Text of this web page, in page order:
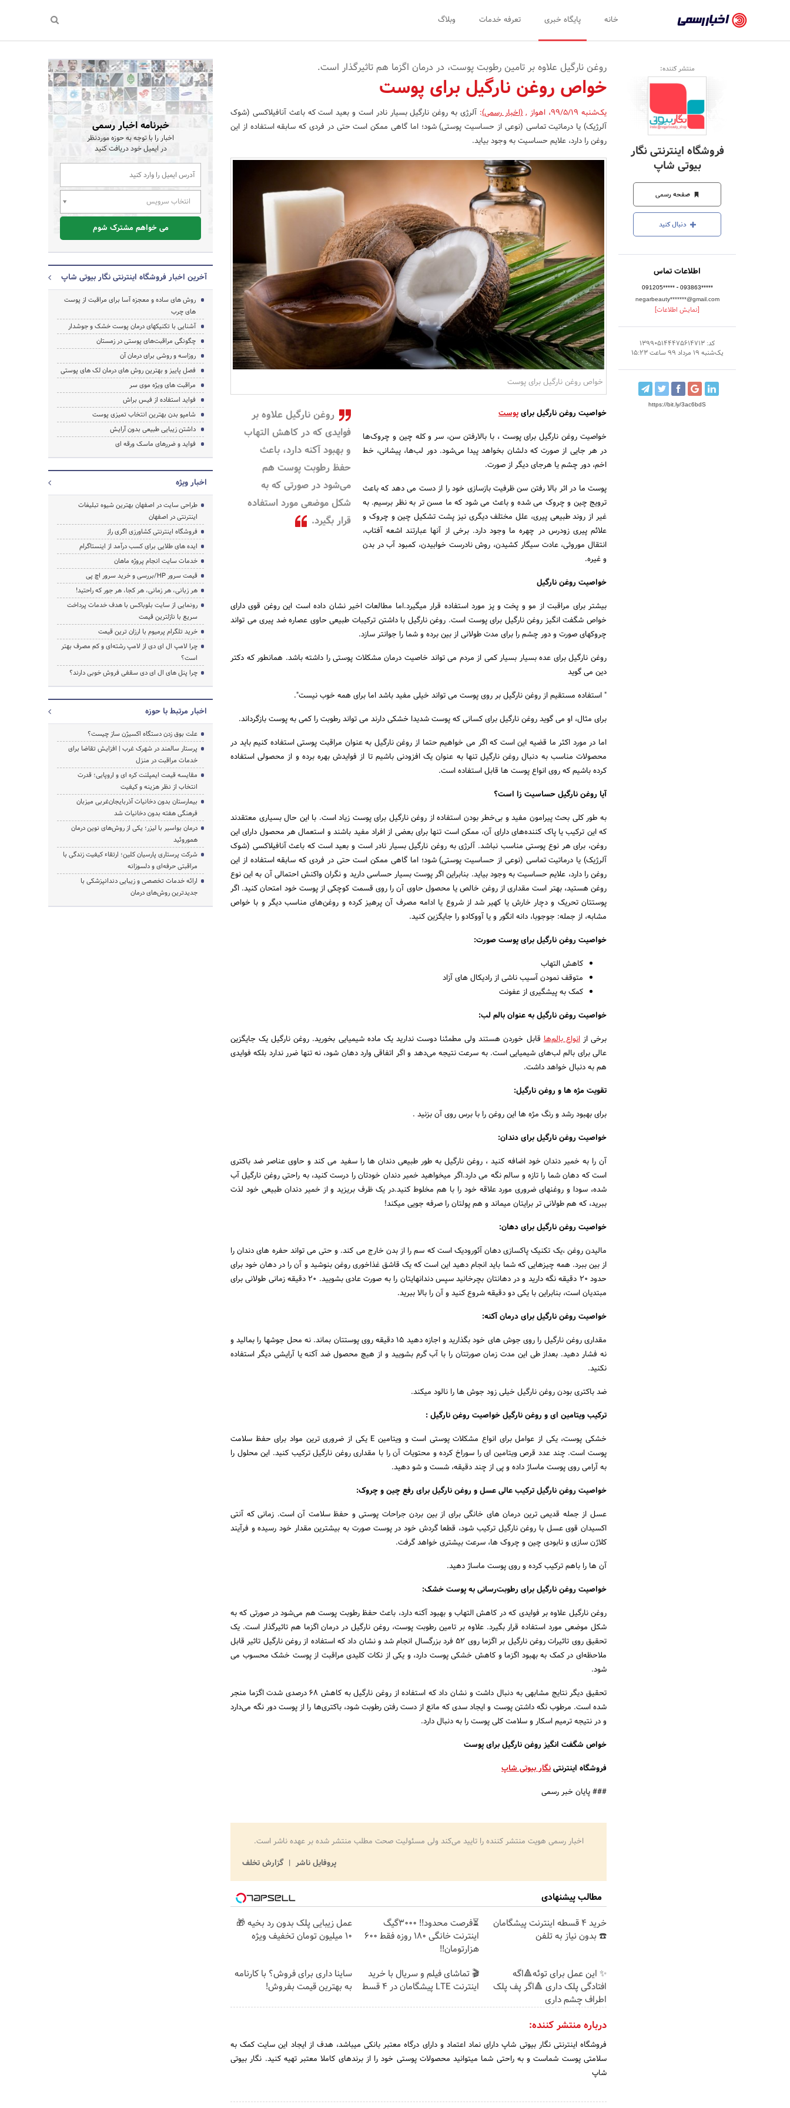
رسمی
-
اخبار
شده
شرکت‌ها،
سازمان‌ها
و
روابط
عمومی‌ها
خانه پایگاه خبری تعرفه خدمات وبلاگ
منتشر کننده:
فروشگاه اینترنتی نگار
بیوتی شاپ
صفحه رسمی
دنبال کنید
اطلاعات تماس
091205***** - 093863*****
negarbeauty*******@gmail.com
[نمایش اطلاعات]
کد: 139905144475614713
یک‌شنبه 19 مرداد 99 ساعت 15:23
https://bit.ly/3ac6bdS
روغن نارگیل علاوه بر تامین رطوبت پوست، در درمان اگزما هم تاثیرگذار است.
خواص روغن نارگیل برای پوست
یک‌شنبه 99/5/19 ، اهواز ,(اخبار رسمی):آلرژی به روغن نارگیل بسیار نادر است و بعید است که باعث آنافیلاکسی (شوک
آلرژیک) یا درماتیت تماسی (نوعی از حساسیت پوستی) شود؛ اما گاهی ممکن است حتی در فردی که سابقه استفاده از این
روغن را دارد، علایم حساسیت به وجود بیاید.
خواص روغن نارگیل برای پوست
روغن نارگیل علاوه بر
فوایدی که در کاهش التهاب
و بهبود آکنه دارد، باعث
حفظ رطوبت پوست هم
می‌شود در صورتی که به
شکل موضعی مورد استفاده
قرار بگیرد.
خواصیت روغن نارگیل برایپوست
خواصیت روغن نارگیل برای پوست ، با بالارفتن سن، سر و کله چین و چروک‌ها
در هر جایی از صورت که دلشان بخواهد پیدا می‌شود. دور لب‌ها، پیشانی، خط
اخم، دور چشم یا هرجای دیگر از صورت.
پوست ما در اثر بالا رفتن سن ظرفیت بازسازی خود را از دست می دهد که باعث
ترویج چین و چروک می شده و باعث می شود که ما مسن تر به نظر برسیم. به
غیر از روند طبیعی پیری، علل مختلف دیگری نیز پشت تشکیل چین و چروک و
علائم پیری زودرس در چهره ما وجود دارد. برخی از آنها عبارتند اشعه آفتاب،
انتقال موروثی، عادت سیگار کشیدن، روش نادرست خوابیدن، کمبود آب در بدن
و غیره.
خواصیت روغن نارگیل
بیشتر برای مراقبت از مو و پخت و پز مورد استفاده قرار میگیرد.اما مطالعات اخیر نشان داده است این روغن قوی دارای
خواص شگفت انگیز روغن نارگیل برای پوست است. روغن نارگیل با داشتن ترکیبات طبیعی حاوی عصاره ضد پیری می تواند
چروکهای صورت و دور چشم را برای مدت طولانی از بین برده و شما را جوانتر سازد.
روغن نارگیل برای عده بسیار بسیار کمی از مردم می تواند خاصیت درمان مشکلات پوستی را داشته باشد. همانطور که دکتر
دین می گوید
" استفاده مستقیم از روغن نارگیل بر روی پوست می تواند خیلی مفید باشد اما برای همه خوب نیست".
برای مثال، او می گوید روغن نارگیل برای کسانی که پوست شدیدا خشکی دارند می تواند رطوبت را کمی به پوست بازگرداند.
اما در مورد اکثر ما قضیه این است که اگر می خواهیم حتما از روغن نارگیل به عنوان مراقبت پوستی استفاده کنیم باید در
محصولات مناسب به دنبال روغن نارگیل تنها به عنوان یک افزودنی باشیم تا از فوایدش بهره برده و از محصولی استفاده
کرده باشیم که روی انواع پوست ها قابل استفاده است.
آیا روغن نارگیل حساسیت زا است؟
به طور کلی بحث پیرامون مفید و بی‌خطر بودن استفاده از روغن نارگیل برای پوست زیاد است. با این حال بسیاری معتقدند
که این ترکیب یا پاک کننده‌های دارای آن، ممکن است تنها برای بعضی از افراد مفید باشند و استعمال هر محصول دارای این
روغن، برای هر نوع پوستی مناسب نباشد. آلرژی به روغن نارگیل بسیار نادر است و بعید است که باعث آنافیلاکسی (شوک
آلرژیک) یا درماتیت تماسی (نوعی از حساسیت پوستی) شود؛ اما گاهی ممکن است حتی در فردی که سابقه استفاده از این
روغن را دارد، علایم حساسیت به وجود بیاید. بنابراین اگر پوست بسیار حساسی دارید و نگران واکنش احتمالی آن به این نوع
روغن هستید، بهتر است مقداری از روغن خالص یا محصول حاوی آن را روی قسمت کوچکی از پوست خود امتحان کنید. اگر
پوستتان تحریک و دچار خارش یا کهیر شد از شروع یا ادامه مصرف آن پرهیز کرده و روغن‌های مناسب دیگر و با خواص
مشابه، از جمله: جوجوبا، دانه انگور و یا آووکادو را جایگزین کنید.
خواصیت روغن نارگیل برای پوست صورت:
کاهش التهاب
متوقف نمودن آسیب ناشی از رادیکال های آزاد
کمک به پیشگیری از عفونت
خواصیت روغن نارگیل به عنوان بالم لب:
برخی ازانواع بالم‌هاقابل خوردن هستند ولی مطمئنا دوست ندارید یک ماده شیمیایی بخورید. روغن نارگیل یک جایگزین
عالی برای بالم لب‌های شیمیایی است. به سرعت نتیجه می‌دهد و اگر اتفاقی وارد دهان شود، نه تنها ضرر ندارد بلکه فوایدی
هم به دنبال خواهد داشت.
تقویت مژه ها و روغن نارگیل:
برای بهبود رشد و رنگ مژه ها این روغن را با برس روی آن بزنید .
خواصیت روغن نارگیل برای دندان:
آن را به خمیر دندان خود اضافه کنید ، روغن نارگیل به طور طبیعی دندان ها را سفید می کند و حاوی عناصر ضد باکتری
است که دهان شما را تازه و سالم نگه می دارد.اگر میخواهید خمیر دندان خودتان را درست کنید، به راحتی روغن نارگیل آب
شده، سودا و روغنهای ضروری مورد علاقه خود را با هم مخلوط کنید.در یک ظرف بریزید و از خمیر دندان طبیعی خود لذت
ببرید، که هم طولانی تر برایتان میماند و هم پولتان را صرفه جویی میکند!
خواصیت روغن نارگیل برای دهان:
مالیدن روغن ،یک تکنیک پاکسازی دهان آئورودیک است که سم را از بدن خارج می کند. و حتی می تواند حفره های دندان را
از بین ببرد. همه چیزهایی که شما باید انجام دهید این است که یک قاشق غذاخوری روغن بنوشید و آن را در دهان خود برای
حدود 20 دقیقه نگه دارید و در دهانتان بچرخانید سپس دندانهایتان را به صورت عادی بشویید. 20 دقیقه زمانی طولانی برای
مبتدیان است، بنابراین با یکی دو دقیقه شروع کنید و آن را بالا ببرید.
خواصیت روغن نارگیل برای درمان آکنه:
مقداری روغن نارگیل را روی جوش های خود بگذارید و اجازه دهید ۱۵ دقیقه روی پوستتان بماند. نه محل جوشها را بمالید و
نه فشار دهید. بعداز طی این مدت زمان صورتتان را با آب گرم بشویید و از هیچ محصول ضد آکنه یا آرایشی دیگر استفاده
نکنید.
ضد باکتری بودن روغن نارگیل خیلی زود جوش ها را نالود میکند.
ترکیب ویتامین ای و روغن نارگیل خواصیت روغن نارگیل :
خشکی پوست، یکی از عوامل برای انواع مشکلات پوستی است و ویتامین E یکی از ضروری ترین مواد برای حفظ سلامت
پوست است. چند عدد قرص ویتامین ای را سوراخ کرده و محتویات آن را با مقداری روغن نارگیل ترکیب کنید. این محلول را
به آرامی روی پوست ماساژ داده و پی از چند دقیقه، شست و شو دهید.
خواصیت روغن نارگیل ترکیب عالی عسل و روغن نارگیل برای رفع چین و چروک:
عسل از جمله قدیمی ترین درمان های خانگی برای از بین بردن جراحات پوستی و حفظ سلامت آن است. زمانی که آنتی
اکسیدان قوی عسل با روغن نارگیل ترکیب شود، قطعا گردش خود در پوست صورت به بیشترین مقدار خود رسیده و فرآیند
کلاژن سازی و نابودی چین و چروک ها، سرعت بیشتری خواهد گرفت.
آن ها را باهم ترکیب کرده و روی پوست ماساژ دهید.
خواصیت روغن نارگیل برای رطوبت‌رسانی به پوست خشک:
روغن نارگیل علاوه بر فوایدی که در کاهش التهاب و بهبود آکنه دارد، باعث حفظ رطوبت پوست هم می‌شود در صورتی که به
شکل موضعی مورد استفاده قرار بگیرد. علاوه بر تامین رطوبت پوست، روغن نارگیل در درمان اگزما هم تاثیرگذار است. یک
تحقیق روی تاثیرات روغن نارگیل بر اگزما روی ۵۲ فرد بزرگسال انجام شد و نشان داد که استفاده از روغن نارگیل تاثیر قابل
ملاحظه‌ای در کمک به بهبود اگزما و کاهش خشکی پوست دارد، و یکی از نکات کلیدی مراقبت از پوست خشک محسوب می
شود.
تحقیق دیگر نتایج مشابهی به دنبال داشت و نشان داد که استفاده از روغن نارگیل به کاهش ۶۸ درصدی شدت اگزما منجر
شده است. مرطوب نگه داشتن پوست و ایجاد سدی که مانع از دست رفتن رطوبت شود، باکتری‌ها را از پوست دور نگه می‌دارد
و در نتیجه ترمیم اسکار و سلامت کلی پوست را به دنبال دارد.
خواص شگفت انگیز روغن نارگیل برای پوست
فروشگاه اینترنتینگار بیوتی شاپ
### پایان خبر رسمی
اخبار رسمی هویت منتشر کننده را تایید می‌کند ولی مسئولیت صحت مطلب منتشر شده بر عهده ناشر است.
پروفایل ناشر
گزارش تخلف
مطالب پیشنهادی
خرید 4 قسطه اینترنت پیشگامان
☎️ بدون نیاز به تلفن
⏳فرصت محدود!! 3000گیگ
اینترنت خانگی 180 روزه فقط 600
هزارتومان!!
عمل زیبایی پلک بدون رد بخیه 🎁
۱۰ میلیون تومان تخفیف ویژه
✨ این عمل برای توئه🔺اگه
افتادگی پلک داری 🔺اگر پف پلک
اطراف چشم داری
🎬 تماشای فیلم و سریال با خرید
اینترنت LTE پیشگامان در 4 قسط
ساینا داری برای فروش؟ با کارنامه
به بهترین قیمت بفروش!
درباره منتشر کننده:
فروشگاه اینترنتی نگار بیوتی شاپ دارای نماد اعتماد و دارای درگاه معتبر بانکی میباشد، هدف از ایجاد این سایت کمک به
سلامتی پوست شماست و به راحتی شما میتوانید محصولات پوستی خود را از برندهای کاملا معتبر تهیه کنید. نگار بیوتی
شاپ
خبرنامه اخبار رسمی
اخبار را با توجه به حوزه موردنظر
در ایمیل خود دریافت کنید
انتخاب سرویس
می خواهم مشترک شوم
آخرین اخبار فروشگاه اینترنتی نگار بیوتی شاپ
روش های ساده و معجزه آسا برای مراقبت از پوست
های چرب
آشنایی با تکنیک‎های درمان پوست خشک و جوشدار
چگونگی مراقبت‌های پوستی در زمستان
روزاسه و روشی برای درمان آن
فصل پاییز و بهترین روش های درمان لک های پوستی
مراقبت های ویژه موی سر
فواید استفاده از فیس براش
شامپو بدن بهترین انتخاب تمیزی پوست
داشتن زیبایی طبیعی بدون آرایش
فواید و ضررهای ماسک ورقه ای
اخبار ویژه
طراحی سایت در اصفهان بهترین شیوه تبلیغات
اینترنتی در اصفهان
فروشگاه اینترنتی کشاورزی اگری راز
ایده های طلایی برای کسب درآمد از اینستاگرام
خدمات سایت انجام پروژه ماهان
قیمت سرور HP/بررسی و خرید سرور اچ پی
هر زبانی، هر زمانی، هر کجا، هر جور که راحتید!
رونمایی از سایت بلوباکس با هدف خدمات پرداخت
سریع با نازلترین قیمت
خرید تلگرام پرمیوم با ارزان ترین قیمت
چرا لامپ ال ای دی از لامپ رشته‌ای و کم مصرف بهتر
است؟
چرا پنل های ال ای دی سقفی فروش خوبی دارند؟
اخبار مرتبط با حوزه
علت بوق زدن دستگاه اکسیژن ساز چیست؟
پرستار سالمند در شهرک غرب | افزایش تقاضا برای
خدمات مراقبت در منزل
مقایسه قیمت ایمپلنت کره ای و اروپایی؛ قدرت
انتخاب از نظر هزینه و کیفیت
بیمارستان بدون دخانیات آذربایجان‌غربی میزبان
فرهنگی هفته بدون دخانیات شد
درمان بواسیر با لیزر؛ یکی از روش‌های نوین درمان
هموروئید
شرکت پرستاری پارسیان کلین؛ ارتقاء کیفیت زندگی با
مراقبتی حرفه‌ای و دلسوزانه
ارائه خدمات تخصصی و زیبایی دندانپزشکی با
جدیدترین روش‌های درمان